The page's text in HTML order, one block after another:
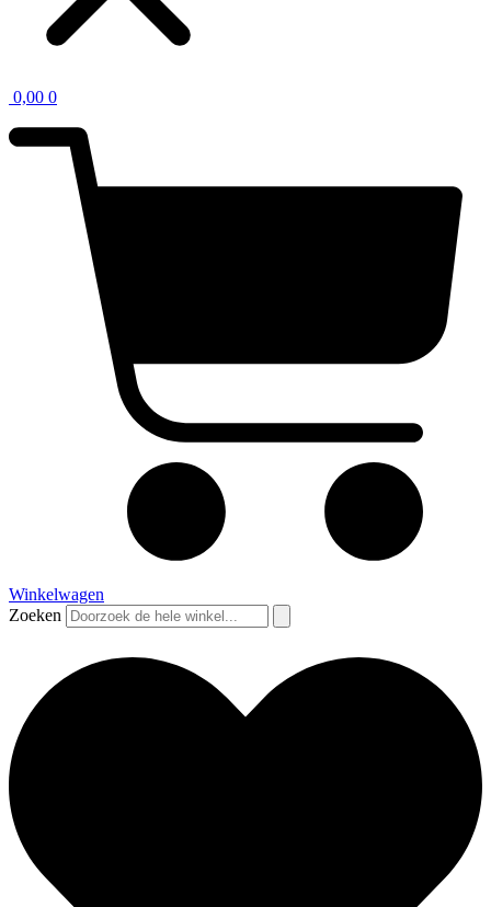
0,00 0
Winkelwagen
Zoeken